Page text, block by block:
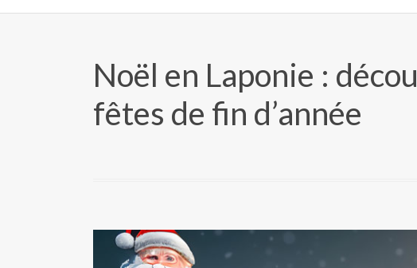
Noël en Laponie :
fêtes de fin d’année